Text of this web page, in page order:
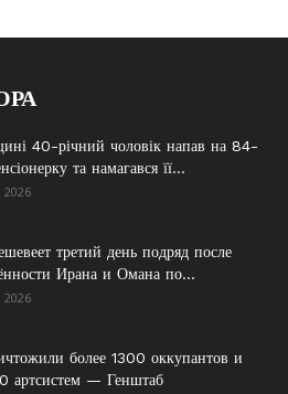
40-річний чоловік напав на 84-
та намагався її...
2026
третий день подряд после
Ирана и Омана по...
2026
более 1300 оккупантов и
артсистем — Генштаб